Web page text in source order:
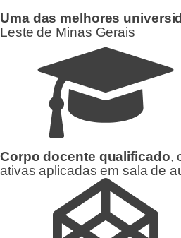
Uma das melhores
Leste de Minas Gerais
Corpo docente qualificado,
ativas aplicadas em sala de